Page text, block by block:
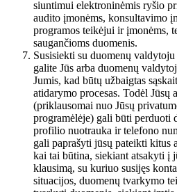
siuntimui elektroninėmis ryšio
audito įmonėms, konsultavimo
programos teikėjui ir įmonėms,
saugančioms duomenis.
Susisiekti su duomenų
galite Jūs arba duomenų
Jumis, kad būtų užbaigtas
atidarymo procesas. Todėl Jūsų
(priklausomai nuo Jūsų
programėlėje) gali būti perduoti
profilio nuotrauka ir telefono
gali paprašyti jūsų pateikti kitus
kai tai būtina, siekiant atsakyti į
klausimą, su kuriuo susijęs
situacijos, duomenų tvarkymo